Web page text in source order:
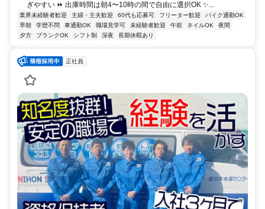
ぎやすい ⏩ 出庫時間は朝4〜10時の間で自由に選択OK ✨...
業界未経験者歓迎 主婦・主夫歓迎 60代も応募可 フリーター歓迎
バイク通勤OK
早朝
学歴不問 車通勤OK 職場見学可 未経験者歓迎 午前 ネイルOK
夜間
夕方
ブランクOK シフト制 深夜 長期休暇あり
正社員